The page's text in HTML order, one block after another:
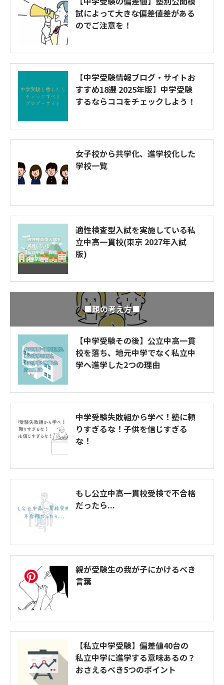
試によって大きな偏差値差がある
のでご注意を！
【中学受験情報ブログ・サイトお
すすめ18選 2025年版】中学受験
するならココをチェックしよう！
女子校から共学化、進学校化した
学校一覧
適性検査型入試を実施している私
立中高一貫校(東京 2027年入試
版)
■親の考え方■
【中学受験その後】公立中高一貫
校を落ち、地元中学でなく私立中
学へ進学した2つの理由
中学受験失敗組から学べ！塾に頼
りすぎるな！子供を信じすぎる
な！
もし公立中高一貫校受検で不合格
だったら...
親が受験生の我が子にかけるべき
言葉
【私立中学受験】偏差値40台の
私立中学に進学する意味あるの？
おさえるべき5つのポイント